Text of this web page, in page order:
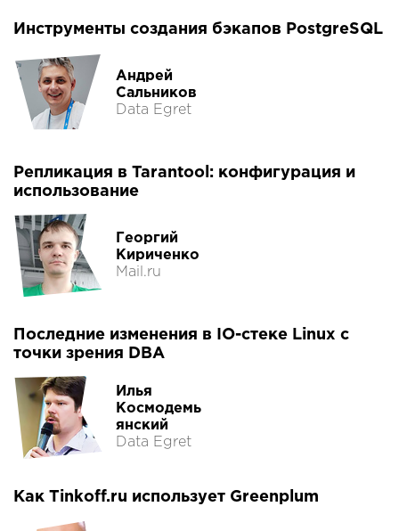
Инструменты создания бэкапов PostgreSQL
Андрей
Сальников
Data Egret
Репликация в Tarantool: конфигурация и
использование
Георгий
Кириченко
Mail.ru
Последние изменения в IO-стеке Linux с
точки зрения DBA
Илья
Космодемь
янский
Data Egret
Как Tinkoff.ru использует Greenplum